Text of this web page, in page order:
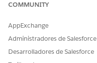
COMMUNITY
AppExchange
Administradores de Salesforce
Desarrolladores de Salesforce